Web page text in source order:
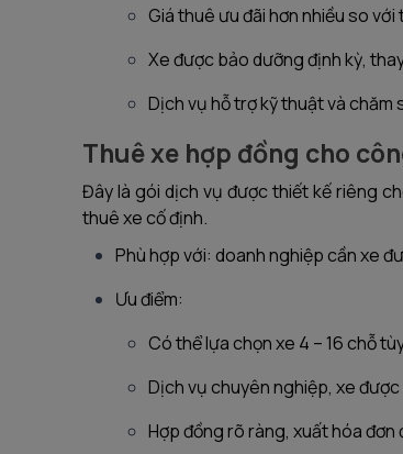
Giá thuê ưu đãi hơn nhiều so
Xe được bảo dưỡng định kỳ,
Dịch vụ hỗ trợ kỹ thuật và chăm
Thuê xe hợp đồng cho
Đây là gói dịch vụ được thiết kế riêng
thuê xe cố định.
Phù hợp với: doanh nghiệp cần xe
Ưu điểm:
Có thể lựa chọn xe 4 – 16 chỗ
Dịch vụ chuyên nghiệp, xe
Hợp đồng rõ ràng, xuất hóa đơn